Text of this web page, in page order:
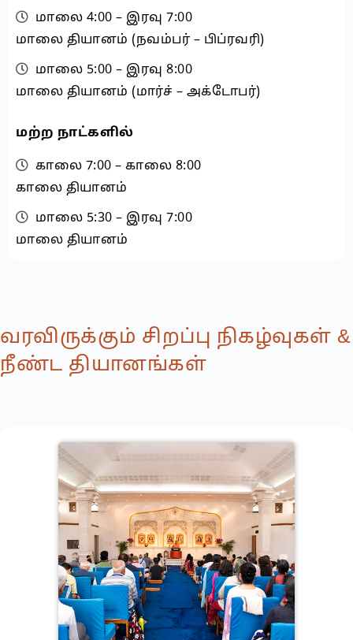
மாலை 4:00 – இரவு 7:00
மாலை தியானம் (நவம்பர் – பிப்ரவரி)
மாலை 5:00 – இரவு 8:00
மாலை தியானம் (மார்ச் – அக்டோபர்)
மற்ற நாட்களில்
காலை 7:00 – காலை 8:00
காலை தியானம்
மாலை 5:30 – இரவு 7:00
மாலை தியானம்
வரவிருக்கும் சிறப்பு நிகழ்வுகள் &
நீண்ட தியானங்கள்